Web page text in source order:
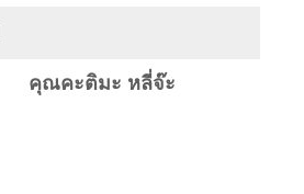
คุณคะติมะ หลี่จ๊ะ